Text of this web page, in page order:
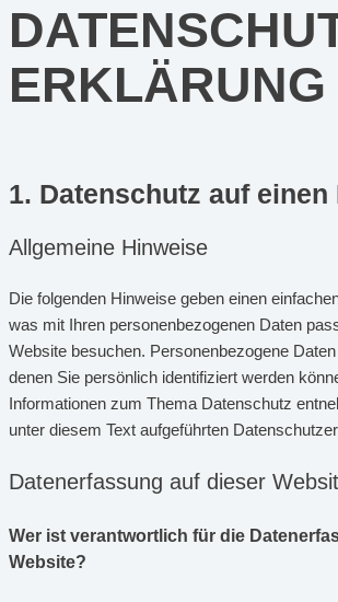
ERKLÄRUNG
1. Datenschutz auf
Allgemeine Hinweise
Die folgenden Hinweise geben einen
was mit Ihren personenbezogenen Daten
Website besuchen. Personenbezogene
denen Sie persönlich identifiziert werden
Informationen zum Thema Datenschutz
unter diesem Text aufgeführten
Datenerfassung auf dieser
Wer ist verantwortlich für die
Website?